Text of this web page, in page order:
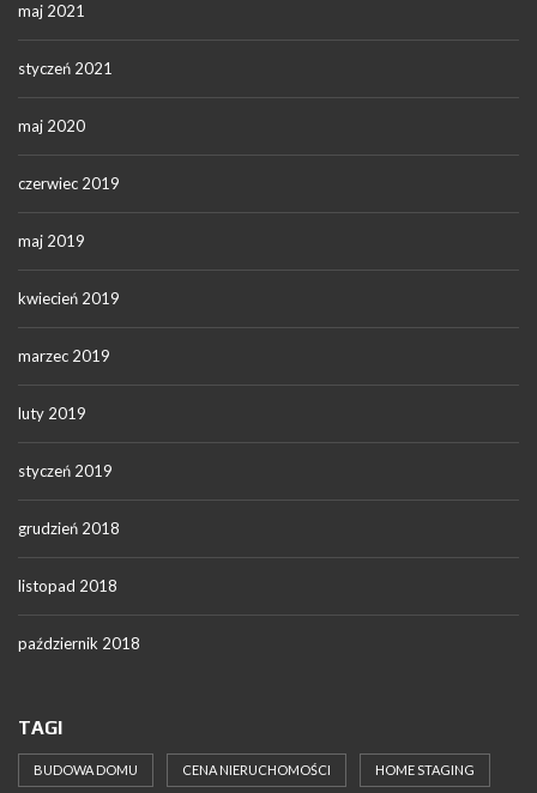
maj 2021
styczeń 2021
maj 2020
czerwiec 2019
maj 2019
kwiecień 2019
marzec 2019
luty 2019
styczeń 2019
grudzień 2018
listopad 2018
październik 2018
TAGI
BUDOWA DOMU CENA NIERUCHOMOŚCI HOME STAGING